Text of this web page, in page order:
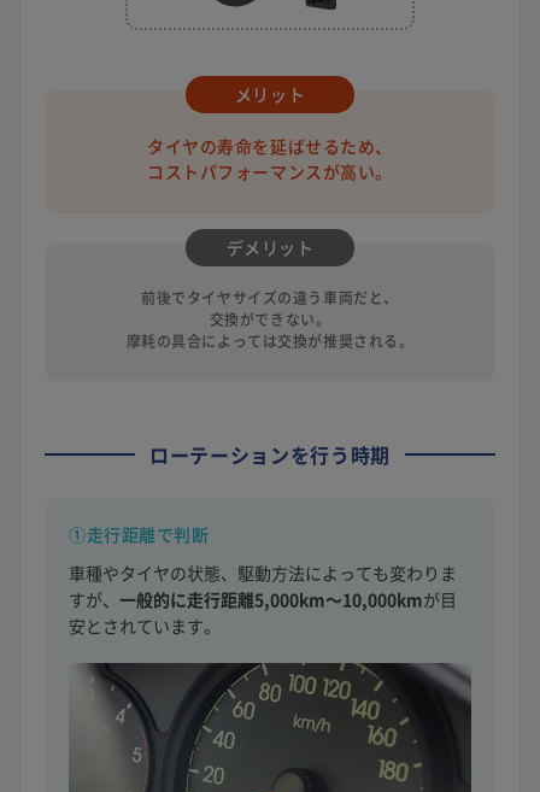
メリット
タイヤの寿命を延ばせるため、
コストパフォーマンスが高い。
デメリット
前後でタイヤサイズの違う車両だと、
交換ができない。
摩耗の具合によっては交換が推奨される。
ローテーションを行う時期
①走行距離で判断
車種やタイヤの状態、駆動方法によっても変わりま
すが、 一般的に走行距離5,000km〜10,000kmが目
安とされています。